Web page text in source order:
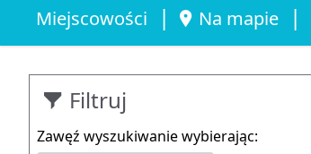
Miejscowości | Na mapie |
Filtruj
Zawęź wyszukiwanie wybierając: